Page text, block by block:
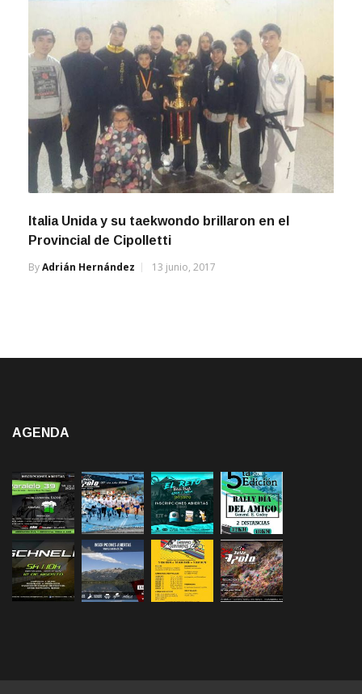
Italia Unida y su taekwondo brillaron en el
Provincial de Cipolletti
ByAdrián Hernández 13 junio, 2017
AGENDA